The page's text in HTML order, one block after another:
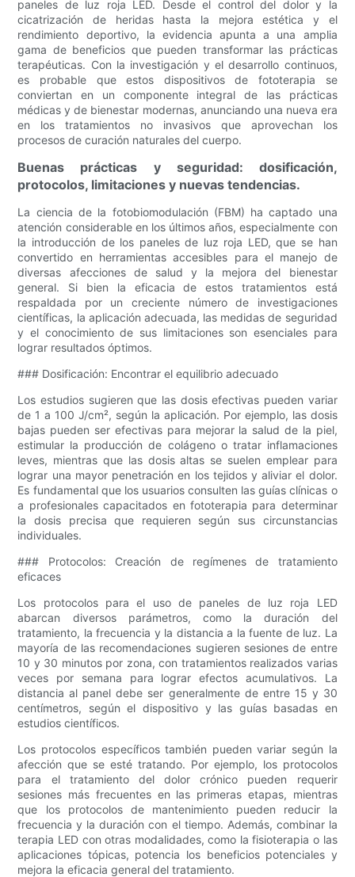
paneles de luz roja LED. Desde el control del dolor y la
cicatrización de heridas hasta la mejora estética y el
rendimiento deportivo, la evidencia apunta a una amplia
gama de beneficios que pueden transformar las prácticas
terapéuticas. Con la investigación y el desarrollo continuos,
es probable que estos dispositivos de fototerapia se
conviertan en un componente integral de las prácticas
médicas y de bienestar modernas, anunciando una nueva era
en los tratamientos no invasivos que aprovechan los
procesos de curación naturales del cuerpo.
Buenas prácticas y seguridad: dosificación,
protocolos, limitaciones y nuevas tendencias.
La ciencia de la fotobiomodulación (FBM) ha captado una
atención considerable en los últimos años, especialmente con
la introducción de los paneles de luz roja LED, que se han
convertido en herramientas accesibles para el manejo de
diversas afecciones de salud y la mejora del bienestar
general. Si bien la eficacia de estos tratamientos está
respaldada por un creciente número de investigaciones
científicas, la aplicación adecuada, las medidas de seguridad
y el conocimiento de sus limitaciones son esenciales para
lograr resultados óptimos.
### Dosificación: Encontrar el equilibrio adecuado
Los estudios sugieren que las dosis efectivas pueden variar
de 1 a 100 J/cm², según la aplicación. Por ejemplo, las dosis
bajas pueden ser efectivas para mejorar la salud de la piel,
estimular la producción de colágeno o tratar inflamaciones
leves, mientras que las dosis altas se suelen emplear para
lograr una mayor penetración en los tejidos y aliviar el dolor.
Es fundamental que los usuarios consulten las guías clínicas o
a profesionales capacitados en fototerapia para determinar
la dosis precisa que requieren según sus circunstancias
individuales.
### Protocolos: Creación de regímenes de tratamiento
eficaces
Los protocolos para el uso de paneles de luz roja LED
abarcan diversos parámetros, como la duración del
tratamiento, la frecuencia y la distancia a la fuente de luz. La
mayoría de las recomendaciones sugieren sesiones de entre
10 y 30 minutos por zona, con tratamientos realizados varias
veces por semana para lograr efectos acumulativos. La
distancia al panel debe ser generalmente de entre 15 y 30
centímetros, según el dispositivo y las guías basadas en
estudios científicos.
Los protocolos específicos también pueden variar según la
afección que se esté tratando. Por ejemplo, los protocolos
para el tratamiento del dolor crónico pueden requerir
sesiones más frecuentes en las primeras etapas, mientras
que los protocolos de mantenimiento pueden reducir la
frecuencia y la duración con el tiempo. Además, combinar la
terapia LED con otras modalidades, como la fisioterapia o las
aplicaciones tópicas, potencia los beneficios potenciales y
mejora la eficacia general del tratamiento.